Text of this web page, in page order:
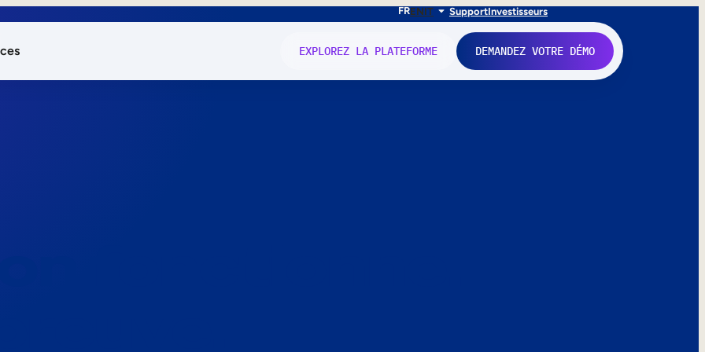
FRENIT SupportInvestisseurs
EXPLOREZ LA PLATEFORME DEMANDEZ VOTRE DÉMO